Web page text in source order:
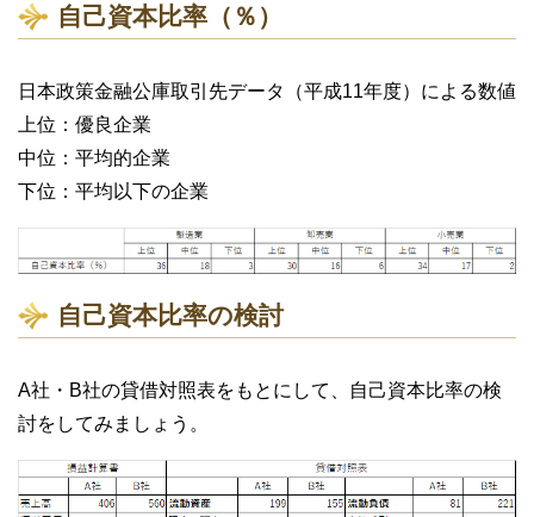
自己資本比率（％）
日本政策金融公庫取引先データ（平成11年度）による数値
上位：優良企業
中位：平均的企業
下位：平均以下の企業
自己資本比率の検討
A社・B社の貸借対照表をもとにして、自己資本比率の検
討をしてみましょう。